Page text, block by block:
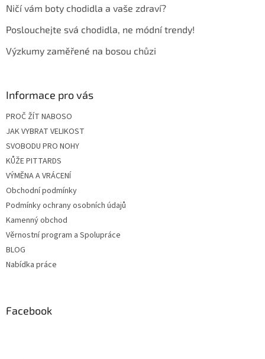
Ničí vám boty chodidla a vaše zdraví?
Poslouchejte svá chodidla, ne módní trendy!
Výzkumy zaměřené na bosou chůzi
Informace pro vás
PROČ ŽÍT NABOSO
JAK VYBRAT VELIKOST
SVOBODU PRO NOHY
KŮŽE PITTARDS
VÝMĚNA A VRÁCENÍ
Obchodní podmínky
Podmínky ochrany osobních údajů
Kamenný obchod
Věrnostní program a Spolupráce
BLOG
Nabídka práce
Facebook